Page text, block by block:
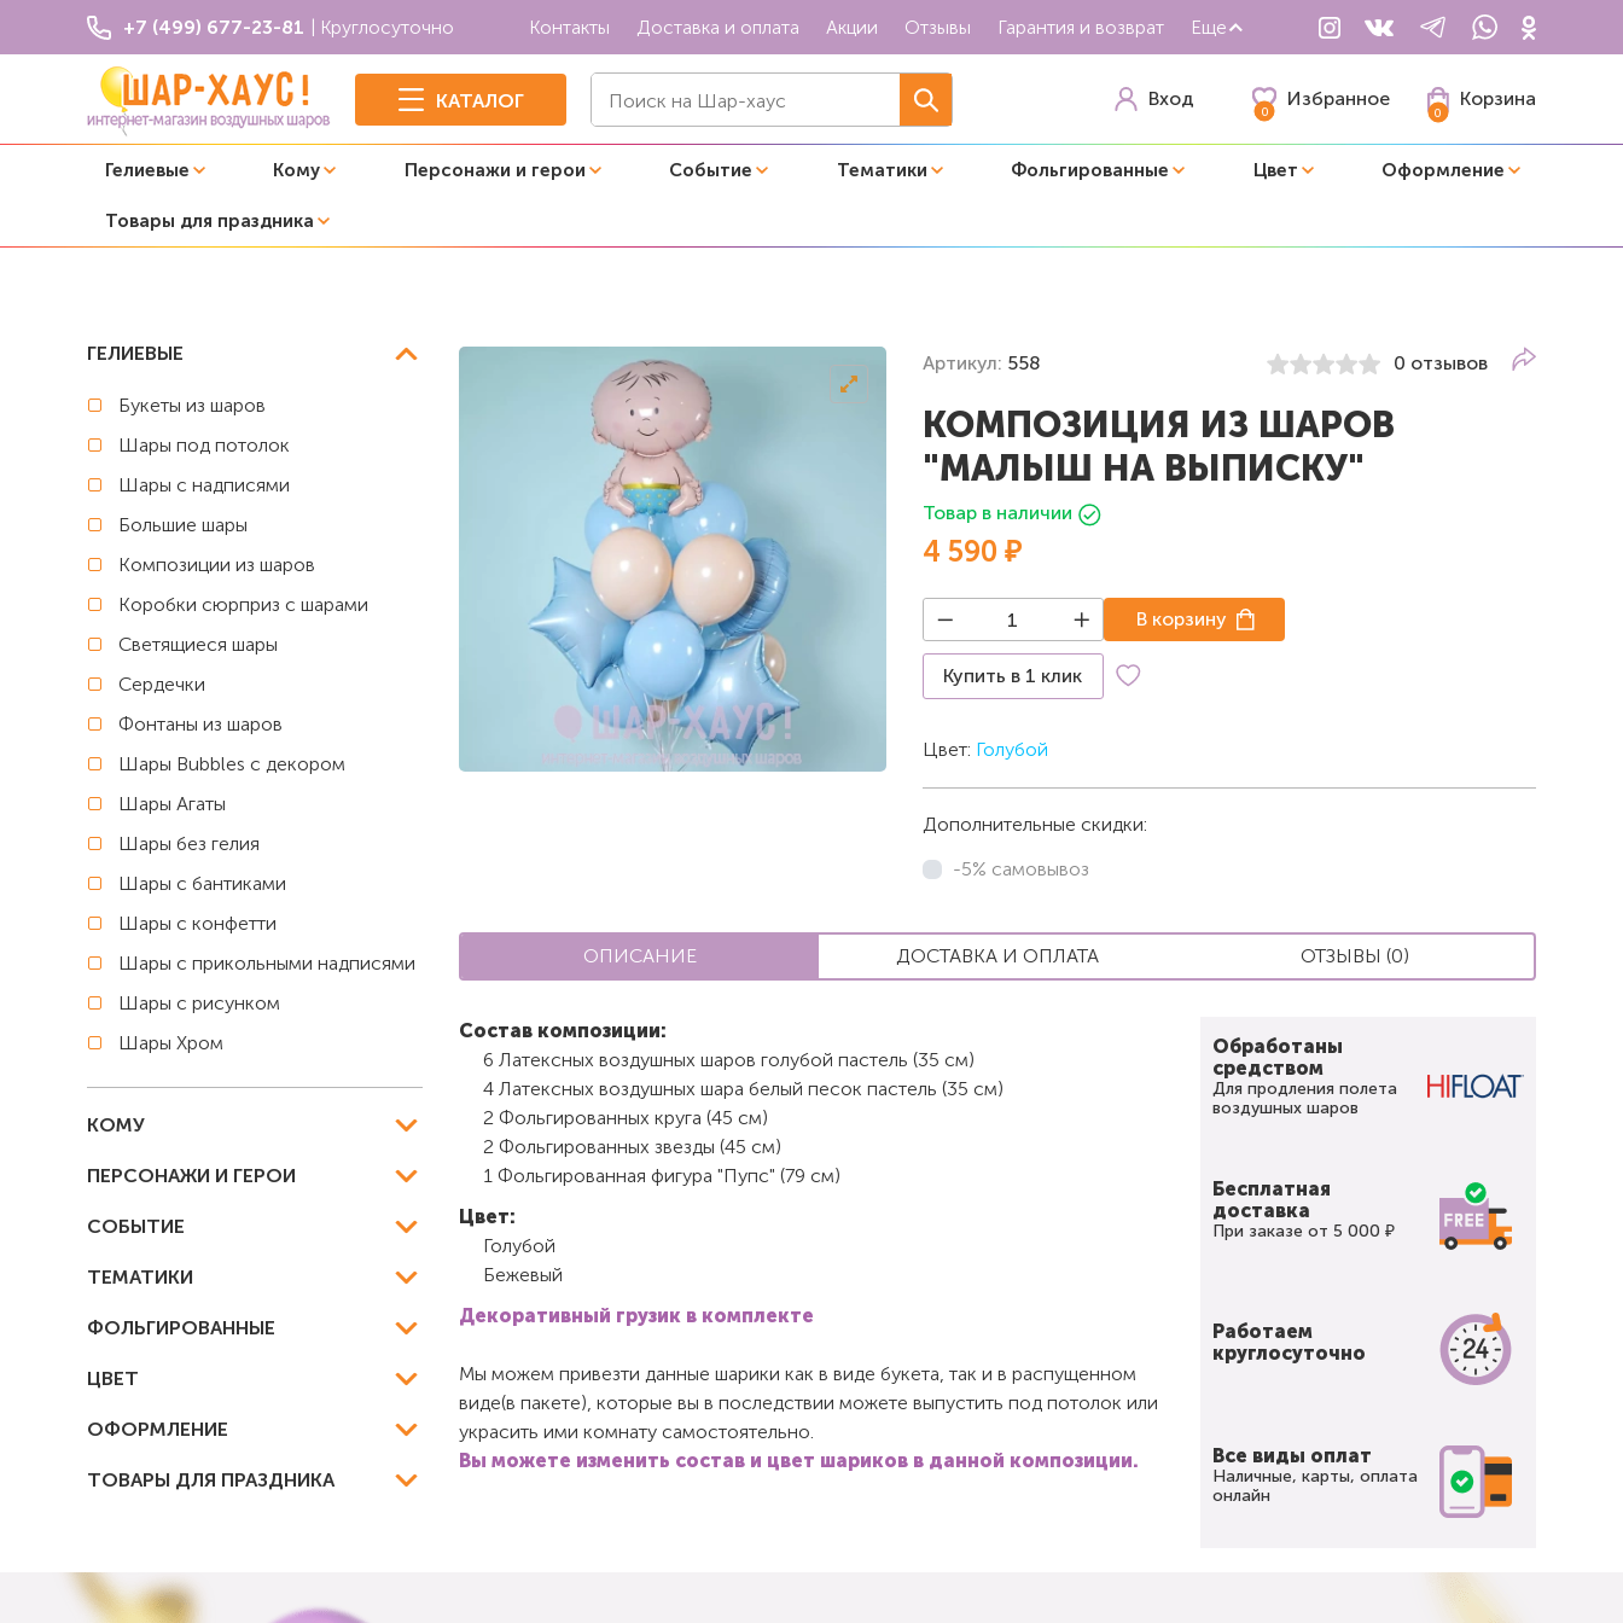
+7 (499) 677-23-81 | Круглосуточно Контакты Доставка и оплата Акции Отзывы Гарантия и возврат Еще
КАТАЛОГ Вход
0
Избранное
0
Корзина
Гелиевые Кому Персонажи и герои Событие Тематики Фольгированные Цвет Оформление
Товары для праздника
Выписка из роддома
ГЕЛИЕВЫЕ
Букеты из шаров
Шары под потолок
Шары с надписями
Большие шары
Композиции из шаров
Коробки сюрприз с шарами
Светящиеся шары
Сердечки
Фонтаны из шаров
Шары Bubbles с декором
Шары Агаты
Шары без гелия
Шары с бантиками
Шары с конфетти
Шары с прикольными надписями
Шары с рисунком
Шары Хром
КОМУ
ПЕРСОНАЖИ И ГЕРОИ
СОБЫТИЕ
ТЕМАТИКИ
ФОЛЬГИРОВАННЫЕ
ЦВЕТ
ОФОРМЛЕНИЕ
ТОВАРЫ ДЛЯ ПРАЗДНИКА
Артикул: 558 0 отзывов
КОМПОЗИЦИЯ ИЗ ШАРОВ
"МАЛЫШ НА ВЫПИСКУ"
Товар в наличии
4 590 ₽
Купить в 1 клик
В корзину
Цвет: Голубой
Дополнительные скидки:
-5% самовывоз
ОПИСАНИЕ ДОСТАВКА И ОПЛАТА ОТЗЫВЫ (0)
Состав композиции:
6 Латексных воздушных шаров голубой пастель (35 см)
4 Латексных воздушных шара белый песок пастель (35 см)
2 Фольгированных круга (45 см)
2 Фольгированных звезды (45 см)
1 Фольгированная фигура "Пупс" (79 см)
Цвет:
Голубой
Бежевый
Декоративный грузик в комплекте
Мы можем привезти данные шарики как в виде букета, так и в распущенном
виде(в пакете), которые вы в последствии можете выпустить под потолок или
украсить ими комнату самостоятельно.
Вы можете изменить состав и цвет шариков в данной композиции.
Обработаны
средством
Для продления полета
воздушных шаров
Бесплатная
доставка
При заказе от 5 000 ₽
Работаем
круглосуточно
Все виды оплат
Наличные, карты, оплата
онлайн